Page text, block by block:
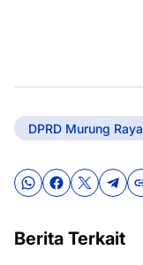
DPRD Murung Raya
Berita Terkait